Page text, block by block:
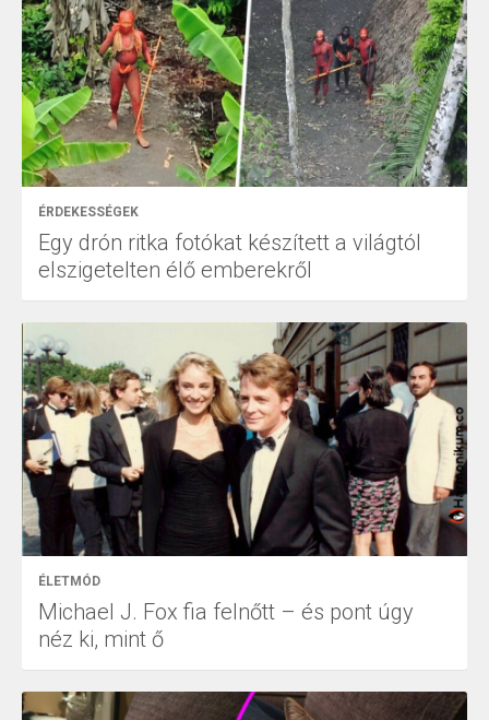
ÉRDEKESSÉGEK
Egy drón ritka fotókat készített a világtól
elszigetelten élő emberekről
ÉLETMÓD
Michael J. Fox fia felnőtt – és pont úgy
néz ki, mint ő